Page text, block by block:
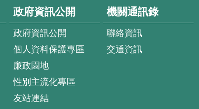
政府資訊公開
政府資訊公開
個人資料保護專區
廉政園地
性別主流化專區
友站連結
機關通訊錄
聯絡資訊
交通資訊